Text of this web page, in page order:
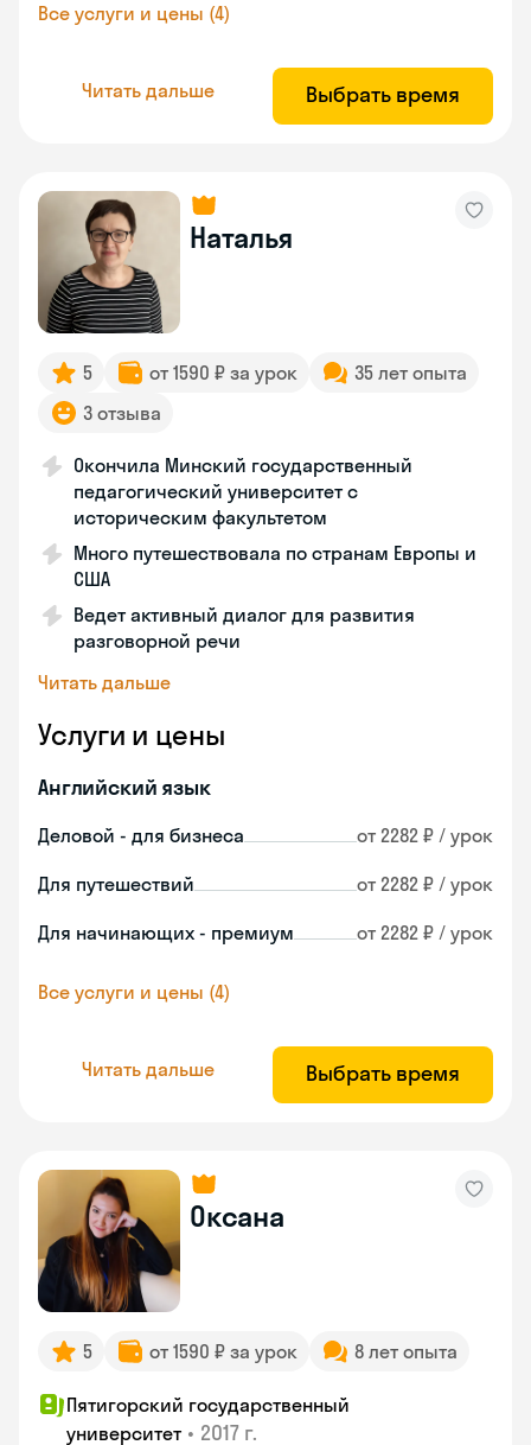
Все услуги и цены (4)
Читать дальше Выбрать время
Наталья
5 от 1590 ₽ за урок
35 лет опыта
3 отзыва
Окончила Минский государственный
педагогический университет с
историческим факультетом
Много путешествовала по странам Европы и
США
Ведет активный диалог для развития
разговорной речи
Читать дальше
Услуги и цены
Английский язык
Деловой - для бизнеса от 2282 ₽ / урок
Для путешествий от 2282 ₽ / урок
Для начинающих - премиум от 2282 ₽ / урок
Все услуги и цены (4)
Читать дальше Выбрать время
Оксана
5 от 1590 ₽ за урок 8 лет опыта
Пятигорский государственный
университет • 2017 г.